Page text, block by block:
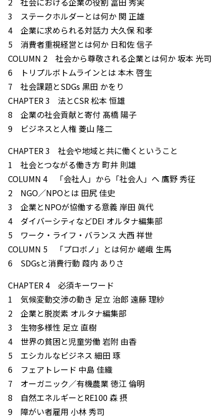
3 ステークホルダーとは何か 関 正雄
4 企業に求められる対話力 大久保 和孝
5 消費者重視経営とは何か 日和佐 信子
COLUMN 2 社会から尊敬される企業とは何か 坂本 光司
6 トリプルボトムラインとは 本木 啓生
7 社会課題とSDGs 黒田 かをり
CHAPTER 3 法とCSR 松本 恒雄
8 企業の社会貢献と寄付 髙橋 陽子
9 ビジネスと人権 菱山 隆二
CHAPTER 3 社会や地域と共に働くということ
1 社会とつながる働き方 町井 則雄
COLUMN 4 「会社人」から「社会人」へ 鷹野 秀征
2 NGO／NPOとは 田尻 佳史
3 企業とNPOが協働する意義 岸田 眞代
4 ダイバーシティなどDEI オルタナ編集部
5 ワーク・ライフ・バランス 大西 祥世
COLUMN 5 「プロボノ」とは何か 嵯峨 生馬
6 SDGsと消費行動 葭内 ありさ
CHAPTER 4 必須キーワード
1 気候変動交渉の動き 足立 治郎 遠藤 理紗
2 企業と脱炭素 オルタナ編集部
3 生物多様性 足立 直樹
4 世界の貧困と児童労働 岩附 由香
5 エシカルなビジネス 細田 琢
6 フェアトレード 中島 佳織
7 オーガニック／有機農業 徳江 倫明
8 自然エネルギーとRE100 森 摂
9 障がい者雇用 小林 秀司